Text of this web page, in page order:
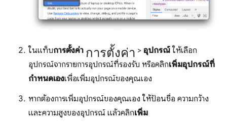
ในแท็บการตั้งค่า การตั้งค่า > อุปกรณ์ ให้เลือก
อุปกรณ์จากรายการอุปกรณ์ที่รองรับ หรือคลิกเพิ่มอุปกรณ์ที่
กำหนดเองเพื่อเพิ่มอุปกรณ์ของคุณเอง
หากต้องการเพิ่มอุปกรณ์ของคุณเอง ให้ป้อนชื่อ ความกว้าง
และความสูงของอุปกรณ์ แล้วคลิกเพิ่ม